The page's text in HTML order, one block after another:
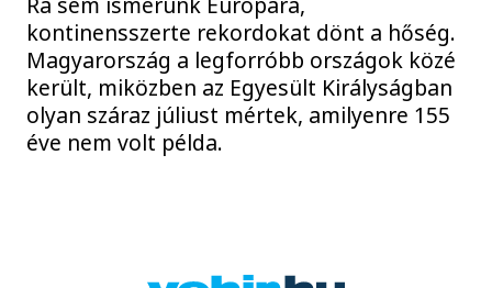
kontinensszerte rekordokat dönt a hőség.
Magyarország a legforróbb országok közé
került, miközben az Egyesült Királyságban
olyan száraz júliust mértek, amilyenre 155
éve nem volt példa.